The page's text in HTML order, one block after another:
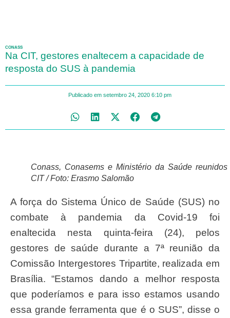
CONASS
Na CIT, gestores enaltecem a capacidade de
resposta do SUS à pandemia
Publicado em setembro 24, 2020 6:10 pm
Conass, Conasems e Ministério da Saúde reunidos
CIT / Foto: Erasmo Salomão
A força do Sistema Único de Saúde (SUS) no
combate à pandemia da Covid-19 foi
enaltecida nesta quinta-feira (24), pelos
gestores de saúde durante a 7ª reunião da
Comissão Intergestores Tripartite, realizada em
Brasília. “Estamos dando a melhor resposta
que poderíamos e para isso estamos usando
essa grande ferramenta que é o SUS”, disse o